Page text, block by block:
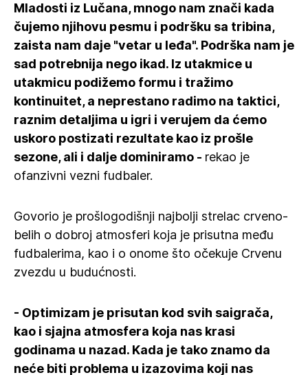
Mladosti iz Lučana, mnogo nam znači kada
čujemo njihovu pesmu i podršku sa tribina,
zaista nam daje "vetar u leđa". Podrška nam je
sad potrebnija nego ikad. Iz utakmice u
utakmicu podižemo formu i tražimo
kontinuitet, a neprestano radimo na taktici,
raznim detaljima u igri i verujem da ćemo
uskoro postizati rezultate kao iz prošle
sezone, ali i dalje dominiramo - rekao je
ofanzivni vezni fudbaler.
Govorio je prošlogodišnji najbolji strelac crveno-
belih o dobroj atmosferi koja je prisutna među
fudbalerima, kao i o onome što očekuje Crvenu
zvezdu u budućnosti.
- Optimizam je prisutan kod svih saigrača,
kao i sjajna atmosfera koja nas krasi
godinama u nazad. Kada je tako znamo da
neće biti problema u izazovima koji nas